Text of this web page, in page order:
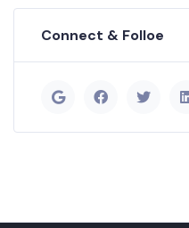
Connect & Folloe